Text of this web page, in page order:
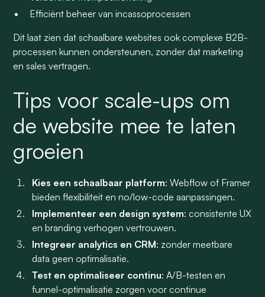
Efficiënt beheer van incassoprocessen
Dit laat zien dat schaalbare websites ook complexe B2B-
processen kunnen ondersteunen, zonder dat marketing
en sales vertragen.
Tips voor scale-ups om
de website mee te laten
groeien
Kies een schaalbaar platform: Webflow of Framer
bieden flexibiliteit en no/low-code aanpassingen.
Implementeer een design system: consistente UX
en branding verhogen vertrouwen.
Integreer analytics en CRM: zonder meetbare
data geen optimalisatie.
Test en optimaliseer continu: A/B-testen en
funnel-optimalisatie zorgen voor continue